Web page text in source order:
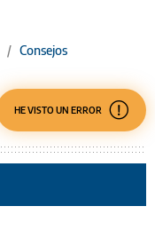
/ Consejos
HE VISTO UN ERROR